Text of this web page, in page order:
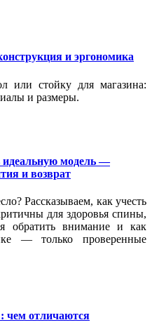
и эргономика
или стойку для магазина:
и размеры.
модель —
и возврат
Рассказываем, как учесть
для здоровья спины,
обратить внимание и как
— только проверенные
отличаются